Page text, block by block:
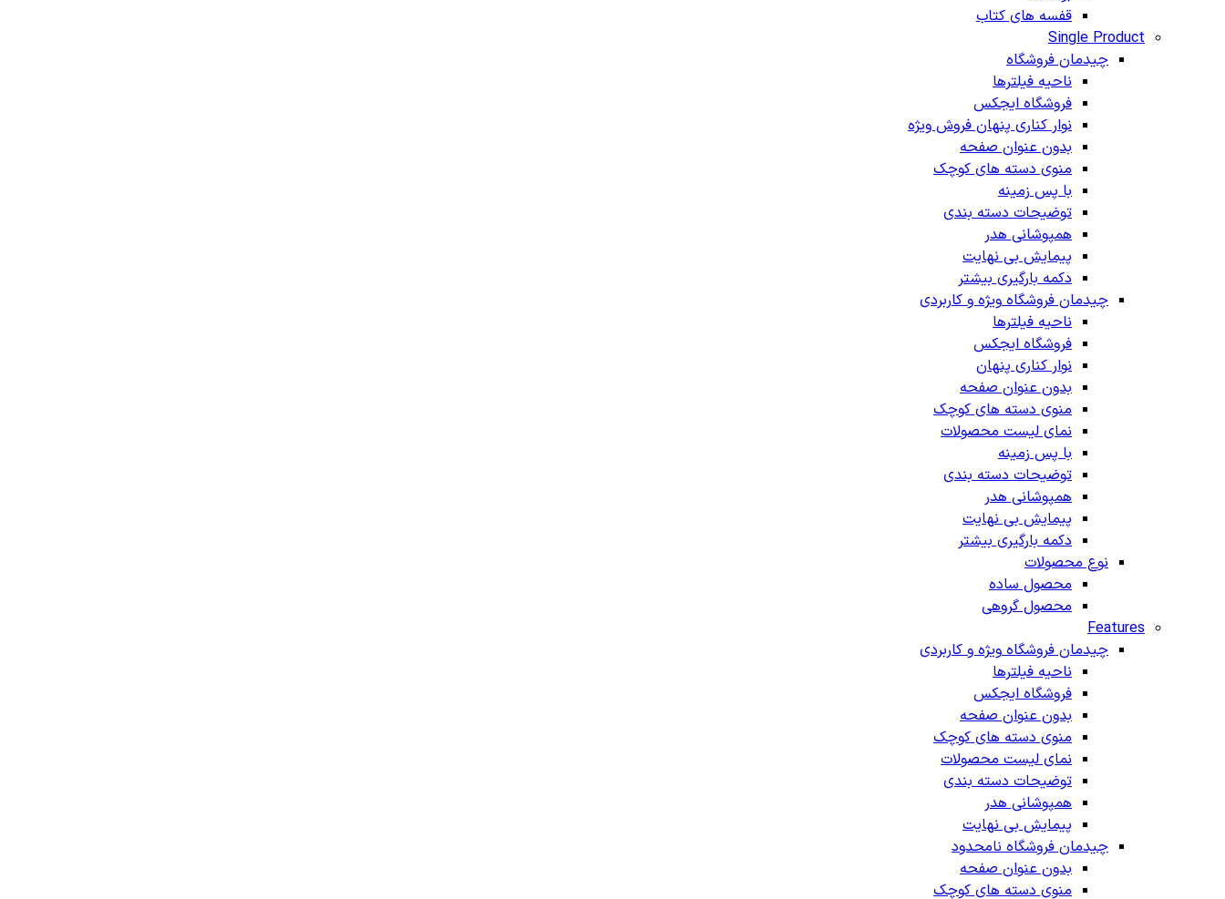
قفسه های کتاب
Single Product
چیدمان فروشگاه
ناحیه فیلترها
فروشگاه ایجکس
نوار کناری پنهانفروش ویژه
بدون عنوان صفحه
منوی دسته های کوچک
با پس زمینه
توضیحات دسته بندی
همپوشانی هدر
پیمایش بی نهایت
دکمه بارگیری بیشتر
چیدمان فروشگاهویژه و کاربردی
ناحیه فیلترها
فروشگاه ایجکس
نوار کناری پنهان
بدون عنوان صفحه
منوی دسته های کوچک
نمای لیست محصولات
با پس زمینه
توضیحات دسته بندی
همپوشانی هدر
پیمایش بی نهایت
دکمه بارگیری بیشتر
نوع محصولات
محصول ساده
محصول گروهی
Features
چیدمان فروشگاهویژه و کاربردی
ناحیه فیلترها
فروشگاه ایجکس
بدون عنوان صفحه
منوی دسته های کوچک
نمای لیست محصولات
توضیحات دسته بندی
همپوشانی هدر
پیمایش بی نهایت
چیدمان فروشگاهنامحدود
بدون عنوان صفحه
منوی دسته های کوچک